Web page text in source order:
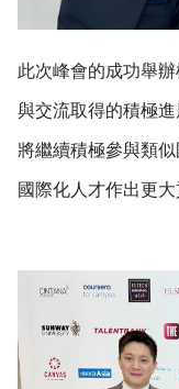
此次峰會的成功舉
與交流取得的積極
將繼續積極參與類
國際化人才作出更大